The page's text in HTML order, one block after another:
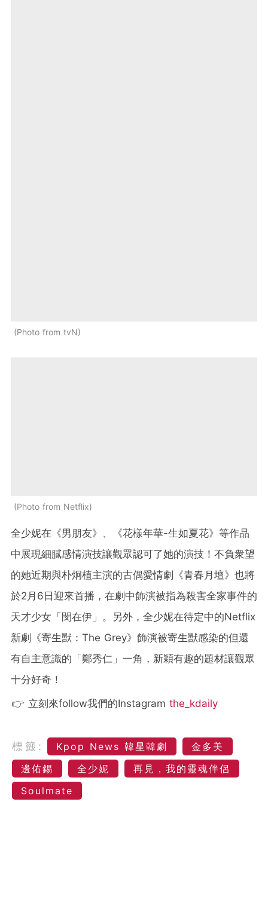
Photo from tvN
Photo from Netflix
全少妮在《男朋友》、《花樣年華-生如夏花》等作品
中展現細膩感情演技讓觀眾認可了她的演技！不負衆望
的她近期與朴炯植主演的古偶愛情劇《青春月壇》也將
於2月6日迎來首播，在劇中飾演被指為殺害全家事件的
天才少女「 閔在伊 」。另外， 全少妮在待定中的Netflix
新劇《寄生獸：The Grey》飾演被寄生獸感染的但還
有自主意識的「鄭秀仁」一角，新穎有趣的題材讓觀眾
十分好奇！
👉 立刻來follow我們的Instagram the_kdaily
標籤: Kpop News 韓星韓劇
金多美
邊佑錫
全少妮
再見，我的靈魂伴侶
Soulmate